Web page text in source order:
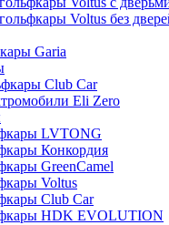
Voltus без
Garia
Club Car
Eli Zero
LVTONG
Конкордия
GreenCamel
Voltus
Club Car
HDK EVOLUTION